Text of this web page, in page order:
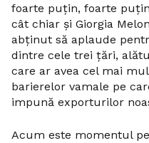
foarte puțin, foarte
cât chiar și Giorgia
abținut să aplaude
dintre cele trei țări,
care ar avea cel mai
barierelor vamale pe
impună exporturilor
Acum este momentul